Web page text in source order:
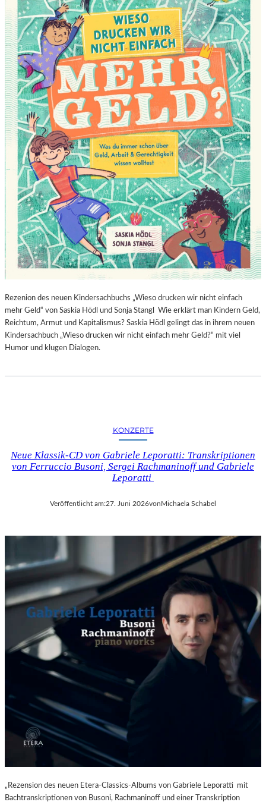
Rezenion des neuen Kindersachbuchs „Wieso drucken wir nicht einfach
mehr Geld“ von Saskia Hödl und Sonja Stangl Wie erklärt man Kindern Geld,
Reichtum, Armut und Kapitalismus? Saskia Hödl gelingt das in ihrem neuen
Kindersachbuch „Wieso drucken wir nicht einfach mehr Geld?“ mit viel
Humor und klugen Dialogen.
KONZERTE
Neue Klassik-CD von Gabriele Leporatti: Transkriptionen
von Ferruccio Busoni, Sergei Rachmaninoff und Gabriele
Leporatti
Veröffentlicht am:27. Juni 2026vonMichaela Schabel
„Rezension des neuen Etera-Classics-Albums von Gabriele Leporatti mit
Bachtranskriptionen von Busoni, Rachmaninoff und einer Transkription